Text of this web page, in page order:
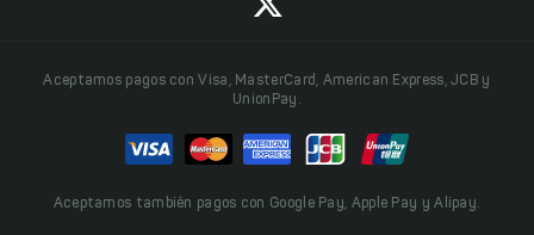
Aceptamos pagos con Visa, MasterCard, American Express, JCB y
UnionPay.
Aceptamos también pagos con Google Pay, Apple Pay y Alipay.